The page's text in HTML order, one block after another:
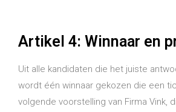
Artikel 4: Winnaar en
Uit alle kandidaten die het juiste
wordt één winnaar gekozen die een
volgende voorstelling van Firma Vink,